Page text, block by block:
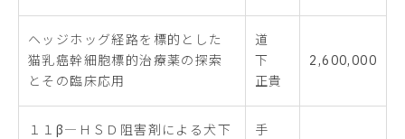
ヘッジホッグ経路を標的とした
猫乳癌幹細胞標的治療薬の探索
とその臨床応用
道
下
正貴
2,600,000
１１β―ＨＳＤ阻害剤による犬下
手